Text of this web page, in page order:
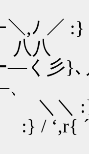
＼,ﾉ ／
―く
:}
‘,r{ ´